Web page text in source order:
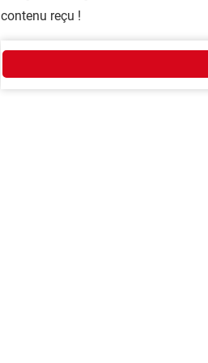
contenu reçu !